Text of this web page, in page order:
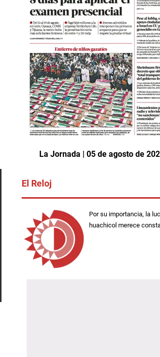
La Jornada | 05 de agosto de
El Reloj
Por su importancia, la
huachicol merece